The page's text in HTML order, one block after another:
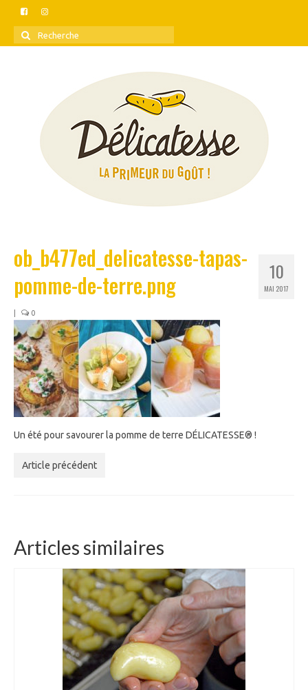
Rechercher
:
10
MAI 2017
ob_b477ed_delicatesse-tapas-
pomme-de-terre.png
0
Un été pour savourer la pomme de terre DÉLICATESSE® !
Article précédent
Articles similaires